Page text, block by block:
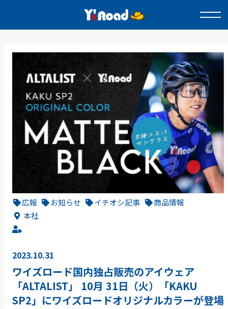
広報 お知らせ イチオシ記事
商品情報
本社
2023.10.31
ワイズロード国内独占販売のアイウェア
「ALTALIST」 10月 31日（火）「KAKU
SP2」にワイズロードオリジナルカラーが登場